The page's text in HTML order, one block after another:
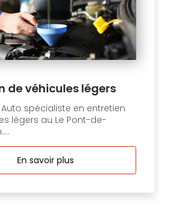
de véhicules légers
Auto spécialiste en entretien
légers au Le Pont-de-
En savoir plus